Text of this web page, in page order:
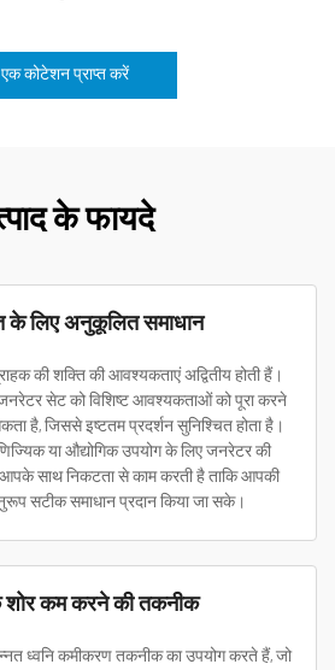
एक कोटेशन प्राप्त करें
के फायदे
के लिए अनुकूलित समाधान
की शक्ति की आवश्यकताएं अद्वितीय होती हैं।
सेट को विशिष्ट आवश्यकताओं को पूरा करने
है, जिससे इष्टतम प्रदर्शन सुनिश्चित होता है।
या औद्योगिक उपयोग के लिए जनरेटर की
आपके साथ निकटता से काम करती है ताकि आपकी
सटीक समाधान प्रदान किया जा सके।
शोर कम करने की तकनीक
ध्वनि कमीकरण तकनीक का उपयोग करते हैं, जो